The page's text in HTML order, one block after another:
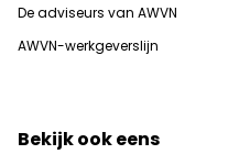
De adviseurs van AWVN
AWVN-werkgeverslijn
Bekijk ook eens